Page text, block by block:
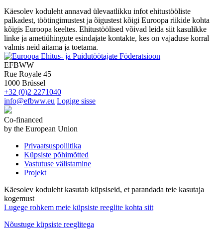
Käesolev koduleht annavad ülevaatlikku infot ehitustööliste
palkadest, töötingimustest ja õigustest kõigi Euroopa riikide kohta
kõigis Euroopa keeltes. Ehitustöölised võivad leida siit kasulikke
linke ja ametiühingute esindajate kontakte, kes on vajaduse korral
valmis neid aitama ja toetama.
EFBWW
Rue Royale 45
1000 Brüssel
+32 (0)2 2271040
info@efbww.eu Logige sisse
Co-financed
by the European Union
Privaatsuspoliitika
Küpsiste põhimõtted
Vastutuse välistamine
Projekt
Käesolev koduleht kasutab küpsiseid, et parandada teie kasutaja
kogemust
Lugege rohkem meie küpsiste reeglite kohta siit
Nõustuge küpsiste reeglitega